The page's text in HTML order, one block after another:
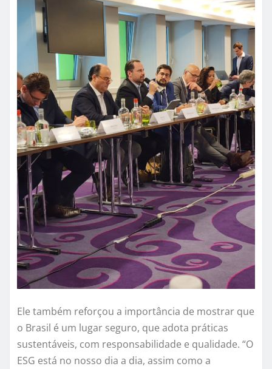
Ele também reforçou a importância de mostrar que
o Brasil é um lugar seguro, que adota práticas
sustentáveis, com responsabilidade e qualidade. “O
ESG está no nosso dia a dia, assim como a